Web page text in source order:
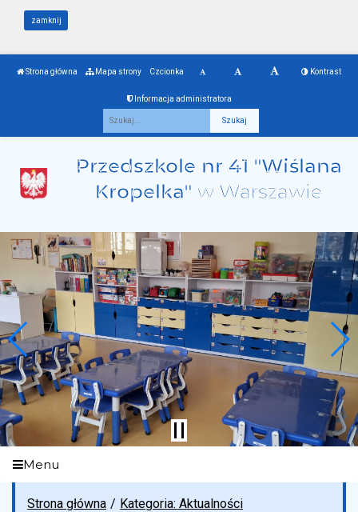
zamknij
Strona główna Mapa strony Czcionka Kontrast
Informacja administratora
Przedszkole nr 41 "Wiślana
Kropelka" w Warszawie
Menu
Strona główna
Kategoria: Aktualności